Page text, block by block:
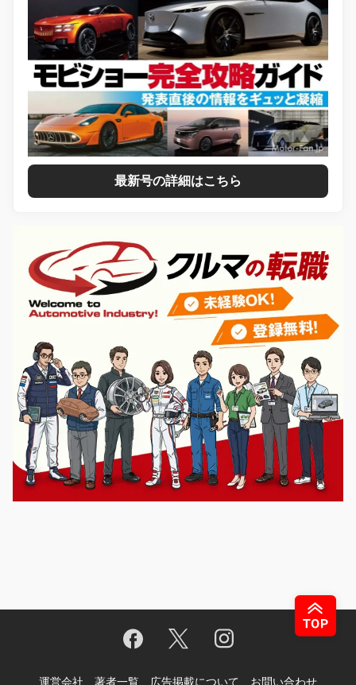
最新号の詳細はこちら
運営会社 著者一覧 広告掲載について お問い合わせ